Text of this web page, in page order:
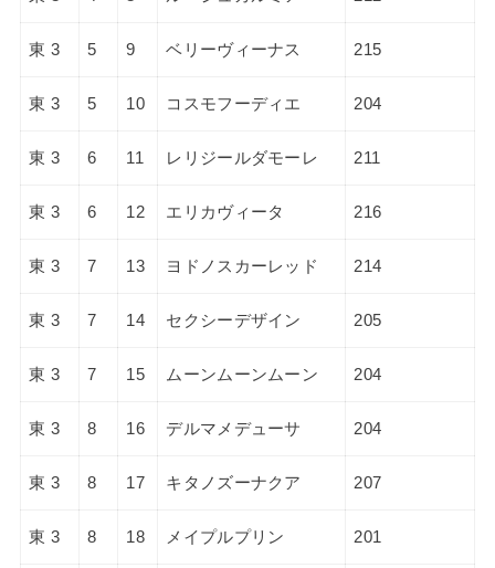
東 3 5 9 ベリーヴィーナス 215
東 3 5 10 コスモフーディエ 204
東 3 6 11 レリジールダモーレ 211
東 3 6 12 エリカヴィータ 216
東 3 7 13 ヨドノスカーレッド 214
東 3 7 14 セクシーデザイン 205
東 3 7 15 ムーンムーンムーン 204
東 3 8 16 デルマメデューサ 204
東 3 8 17 キタノズーナクア 207
東 3 8 18 メイプルプリン 201